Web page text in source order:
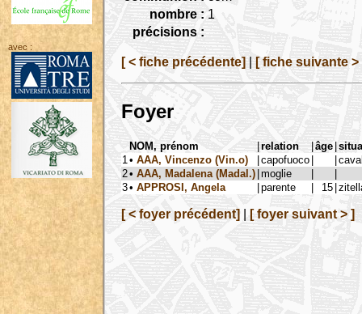
avec :
nombre : 1
précisions :
[ < fiche précédente] [ fiche suivante >
Foyer
NOM, prénom |relation |âge |
1 • AAA, Vincenzo (Vin.o) |capofuoco | |
2• AAA, Madalena (Madal.) |moglie |
|
3• APPROSI, Angela |parente | 15 |
[ < foyer précédent] [ foyer suivant > ]